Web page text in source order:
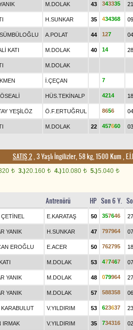
M.DOLAK 43 343335
H.SUNKAR 35 434368
A.POLAT 44 127
KATI M.DOLAK 40 14
M.DOLAK
İ.ÇEÇAN 7
HÜS.TEKİNALP 4214
YEŞİLÖZ Ö.F.ERTUĞRUL 8656
M.DOLAK 22 457660
SATIŞ 2, 3 Yaşlı İngilizler, 58 kg, 1500 Kum,
t 3.)20.160 t 4.)10.080 t 5.)5.040 t
Antrenörü HP Son 6 Y.
E.KARATAŞ 50 357646
YANIK H.SUNKAR 47 797964
EROĞLU E.ACER 50 762795
M.DOLAK 53 477467
YANIK M.DOLAK 48 079964
YANIK M.DOLAK 57 588358
KARABULUT V.YILDIRIM 53 623637
IRMAK V.YILDIRIM 35 734316